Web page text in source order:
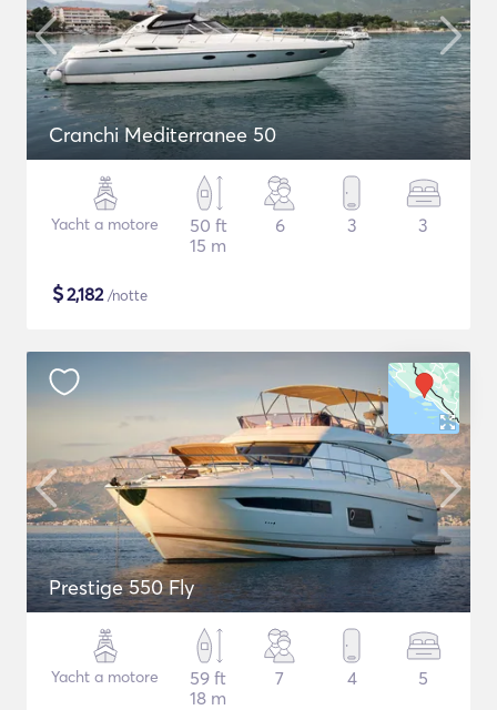
Cranchi Mediterranee 50
Yacht a motore
50 ft
15 m
6 3 3
$2,182/notte
Prestige 550 Fly
Yacht a motore
59 ft
18 m
7 4 5